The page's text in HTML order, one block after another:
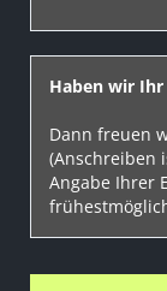
Haben wir
Dann freuen
(Anschreiben
Angabe Ihrer